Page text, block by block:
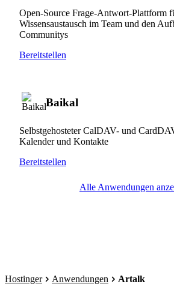
Open-Source Frage-Antwort-Plattform
Wissensaustausch im Team und den
Communitys
Bereitstellen
Baikal
Selbstgehosteter CalDAV- und
Kalender und Kontakte
Bereitstellen
Alle Anwendungen
Hostinger Anwendungen Artalk